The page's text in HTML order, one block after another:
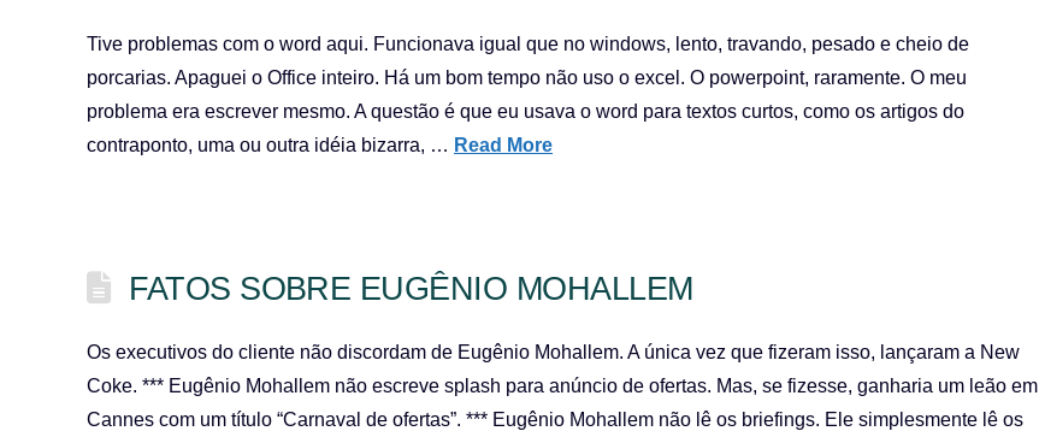
Tive problemas com o word aqui. Funcionava igual que no windows, lento, travando, pesado e cheio de
porcarias. Apaguei o Office inteiro. Há um bom tempo não uso o excel. O powerpoint, raramente. O meu
problema era escrever mesmo. A questão é que eu usava o word para textos curtos, como os artigos do
contraponto, uma ou outra idéia bizarra, … Read More
FATOS SOBRE EUGÊNIO MOHALLEM
Os executivos do cliente não discordam de Eugênio Mohallem. A única vez que fizeram isso, lançaram a New
Coke. *** Eugênio Mohallem não escreve splash para anúncio de ofertas. Mas, se fizesse, ganharia um leão em
Cannes com um título “Carnaval de ofertas”. *** Eugênio Mohallem não lê os briefings. Ele simplesmente lê os